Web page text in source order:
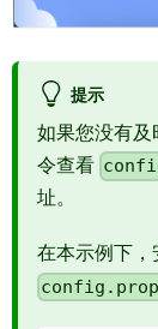
提示
如果您没有
令查看
址。
在本示例下